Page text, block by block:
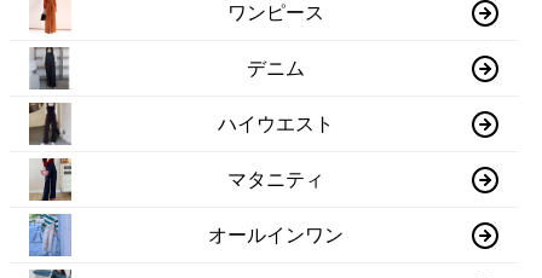
ワンピース
デニム
ハイウエスト
マタニティ
オールインワン